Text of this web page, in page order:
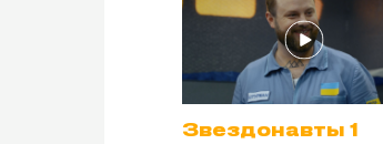
Звездонавты 1